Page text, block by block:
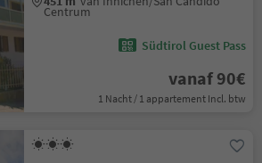
Centrum
Südtirol Guest Pass
vanaf 90€
1 Nacht / 1 appartement Incl. btw